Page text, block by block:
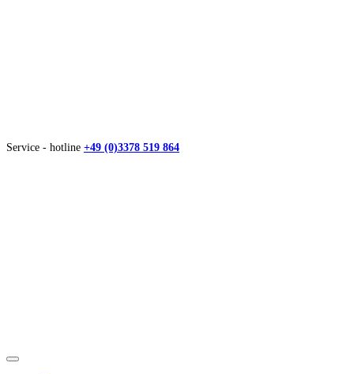
Service - hotline +49 (0)3378 519 864